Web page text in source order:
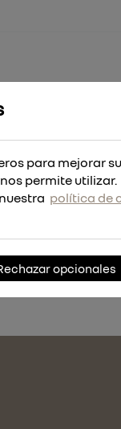
341249-
para mejorar
permite utilizar.
política de
opcionales